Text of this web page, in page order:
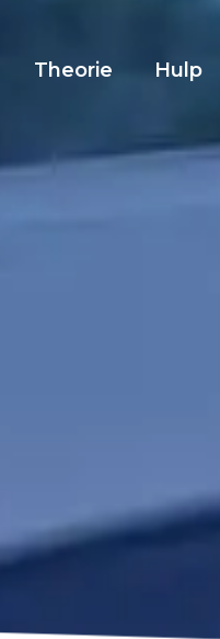
Theorie Hulp